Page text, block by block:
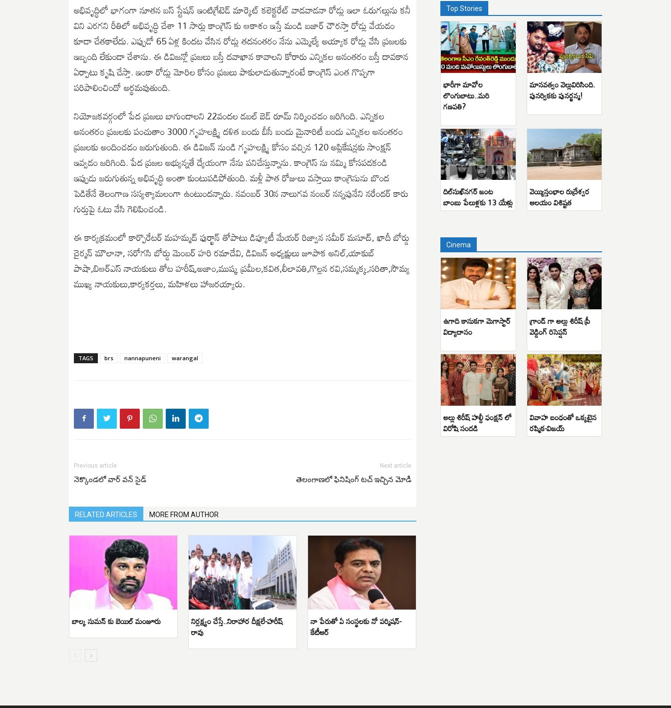
అభివృద్ధిలో భాగంగా నూతన బస్ స్టేషన్ ఇంటిగ్రేటెడ్ మార్కెట్ కలెక్టరేట్ వాడవాడనా రోడ్లు ఇలా ఓరుగల్లును కనీ
విని ఎరగని రీతిలో అభివృద్ధి చేశా 11 సార్లు కాంగ్రెస్ కు ఆకాశం ఇస్తే మండి బజార్ చౌరస్తా రోడ్లు వేయడం
కూడా చేతకాలేదు. ఎప్పుడో 65 ఏళ్ల కిందట వేసిన రోడ్లు తదనంతరం నేను ఎమ్మెల్యే అయ్యాక రోడ్లు వేసి ప్రజలకు
ఇబ్బంది లేకుండా చేశాను. ఈ డివిజన్లో ప్రజలు బస్తీ దవాఖాన కావాలని కోరారు ఎన్నికల అనంతరం బస్తీ దావకాన
ఏర్పాటు కృషి చేస్తా. ఇంకా రోడ్లు మోరిల కోసం ప్రజలు పాకులాడుతున్నారంటే కాంగ్రెస్ ఎంత గొప్పగా
పరిపాలించిందో అర్థమవుతుంది.
నియోజకవర్గంలో పేద ప్రజలు బాగుండాలని 22వందల డబల్ బెడ్ రూమ్ నిర్మించడం జరిగింది. ఎన్నికల
అనంతరం ప్రజలకు పంచుతాం 3000 గృహలక్ష్మి దళిత బందు బీసీ బందు మైనారిటీ బందు ఎన్నికల అనంతరం
ప్రజలకు అందించడం జరుగుతుంది. ఈ డివిజన్ నుండి గృహలక్ష్మి కోసం వచ్చిన 120 అప్లికేషన్లకు సాంక్షన్
ఇవ్వడం జరిగింది. పేద ప్రజల అభ్యున్నతే ద్యేయంగా నేను పనిచేస్తున్నాను. కాంగ్రెస్ ను నమ్మి కోసపడకండి
ఇప్పుడు జరుగుతున్న అభివృద్ధి అంతా కుంటుపడిపోతుంది. మళ్లీ పాత రోజులు వస్తాయి కాంగ్రెసును బొంద
పెడితేనే తెలంగాణ సస్యశ్యామలంగా ఉంటుందన్నారు. నవంబర్ 30న నాలుగవ నంబర్ నన్నపునేని నరేందర్ కారు
గుర్తుపై ఓటు వేసి గెలిపించండి.
ఈ కార్యక్రమంలో కార్పొరేటర్ మహమ్మద్ ఫుర్ఖాన్ తోపాటు డిప్యూటీ మేయర్ రిజ్వాన సమీర్ మసూద్, ఖాదీ బోర్డు
చైర్మన్ మౌలానా, సరోగసి బోర్డు మెంబర్ హరి రమాదేవి, డివిజన్ అధ్యక్షులు జూపాక అనిల్,యాకుబ్
పాషా,బిఆర్ఎస్ నాయకులు తోట హరీష్,అజాం,ముష్క ప్రమీల,కవిత,లీలావతి,గొల్లన రవి,సమ్మక్క,సరితా,సౌమ్య
ముఖ్య నాయకులు,కార్యకర్తలు, మహిళలు హాజరయ్యారు.
TAGS brs nannapuneni warangal
Previous article
నెక్కొండలో వార్ వన్ సైడ్
Next article
తెలంగాణలో ఫినిషింగ్ టచ్ ఇచ్చిన మోడీ
RELATED ARTICLES MORE FROM AUTHOR
బాల్క సుమన్ కు బెయిల్ మంజూరు నిర్లక్ష్యం చేస్తే..నిరాహార దీక్షలే-హరీష్
రావు
నా పేరుతో ఏ సంస్థలకు నో పర్మిషన్-
కేటీఆర్
Top Stories
భారీగా మావోల
లొంగుబాటు..మరి
గణపతి?
మానవత్వం వెల్లువిరిసింది.
పునర్వికకు పునర్జన్మ!
దిల్‌సుఖ్‌నగర్ జంట
బాంబు పేలుళ్లకు 13 యేళ్లు
వెయ్యిస్తంభాల రుద్రేశ్వర
ఆలయం విశిష్టత
Cinema
ఉగాది కానుకగా మెగాస్టార్
విద్యాదానం
గ్రాండ్ గా అల్లు శిరీష్ ప్రీ
వెడ్డింగ్ రిసెప్షన్
అల్లు శిరీష్ హల్దీ ఫంక్షన్ లో
విరోషి సందడి
వివాహ బంధంతో ఒక్కటైన
రష్మిక-విజయ్